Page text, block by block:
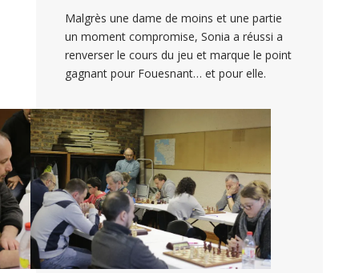
Malgrès une dame de moins et une partie
un moment compromise, Sonia a réussi a
renverser le cours du jeu et marque le point
gagnant pour Fouesnant… et pour elle.